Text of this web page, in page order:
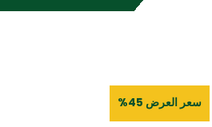
سعر العرض 45%